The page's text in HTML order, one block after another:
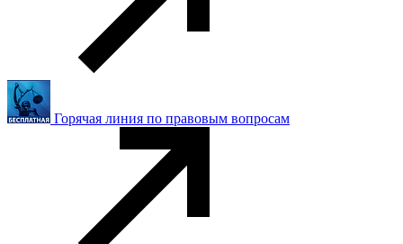
Горячая линия по правовым вопросам